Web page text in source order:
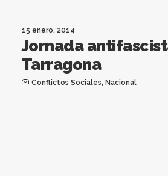
15 enero, 2014
Jornada
Tarragona
Conflictos Sociales, Nacional